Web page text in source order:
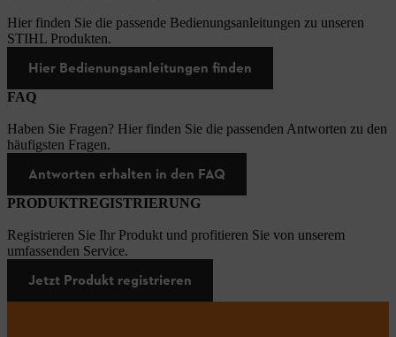
Hier finden Sie die passende Bedienungsanleitungen zu unseren
STIHL Produkten.
Hier Bedienungsanleitungen finden
FAQ
Haben Sie Fragen? Hier finden Sie die passenden Antworten zu den
häufigsten Fragen.
Antworten erhalten in den FAQ
PRODUKTREGISTRIERUNG
Registrieren Sie Ihr Produkt und profitieren Sie von unserem
umfassenden Service.
Jetzt Produkt registrieren